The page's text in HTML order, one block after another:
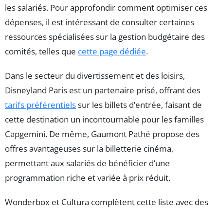
les salariés. Pour approfondir comment optimiser ces
dépenses, il est intéressant de consulter certaines
ressources spécialisées sur la gestion budgétaire des
comités, telles que cette page dédiée.
Dans le secteur du divertissement et des loisirs,
Disneyland Paris est un partenaire prisé, offrant des
tarifs préférentielssur les billets d’entrée, faisant de
cette destination un incontournable pour les familles
Capgemini. De même, Gaumont Pathé propose des
offres avantageuses sur la billetterie cinéma,
permettant aux salariés de bénéficier d’une
programmation riche et variée à prix réduit.
Wonderbox et Cultura complètent cette liste avec des